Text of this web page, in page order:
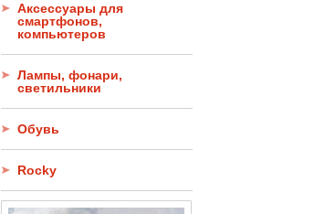
Аксессуары для
смартфонов,
компьютеров
Лампы, фонари,
светильники
Обувь
Rocky